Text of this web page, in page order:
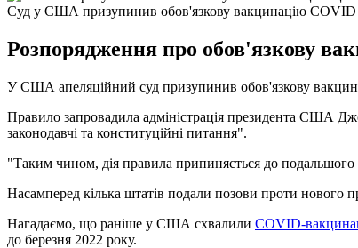
Суд у США призупинив обов'язкову вакцинацію COVID
Розпорядження про обов'язкову
У США апеляційний суд призупинив обов'язкову
Правило запровадила адміністрація президента США
законодавчі та конституційні питання".
"Таким чином, дія правила припиняється до
Насамперед кілька штатів подали позови проти нового
Нагадаємо, що раніше у США схвалили COVID-
до березня 2022 року.